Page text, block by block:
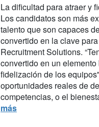
La dificultad para atraer y
Los candidatos son más
talento que son capaces
convertido en la clave
Recruitment Solutions.
convertido en un
fidelización de los
oportunidades reales de
competencias, o el
más